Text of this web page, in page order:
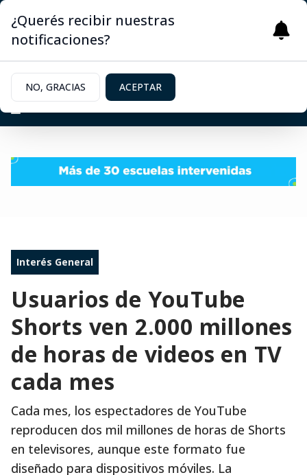
Interés General
Usuarios de YouTube
Shorts ven 2.000 millones
de horas de videos en TV
cada mes
Cada mes, los espectadores de YouTube
reproducen dos mil millones de horas de Shorts
en televisores, aunque este formato fue
diseñado para dispositivos móviles. La
¿Querés recibir nuestras
notificaciones?
NO, GRACIAS ACEPTAR